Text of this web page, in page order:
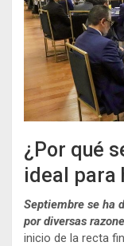
¿Por qué
ideal para
Septiembre se ha
por diversas
inicio de la recta